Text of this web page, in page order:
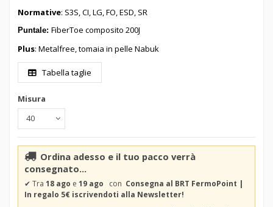
Normative: S3S, CI, LG, FO, ESD, SR
Puntale: FiberToe composito 200J
Plus: Metalfree, tomaia in pelle Nabuk
Tabella taglie
Misura
Ordina adesso e il tuo pacco verrà
consegnato...
✔ Tra 18 ago e 19 ago con Consegna al BRT FermoPoint |
In regalo 5€ iscrivendoti alla Newsletter!